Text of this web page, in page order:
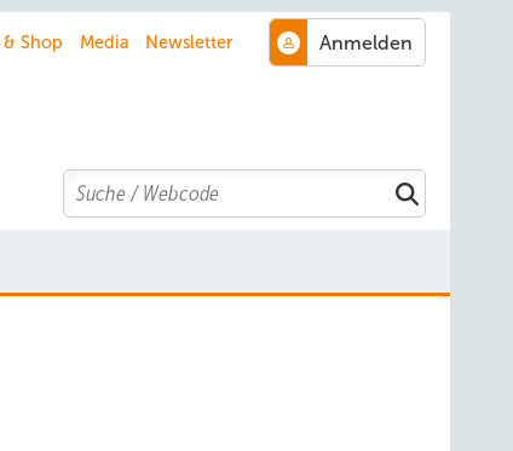
Shop Media Newsletter
Search